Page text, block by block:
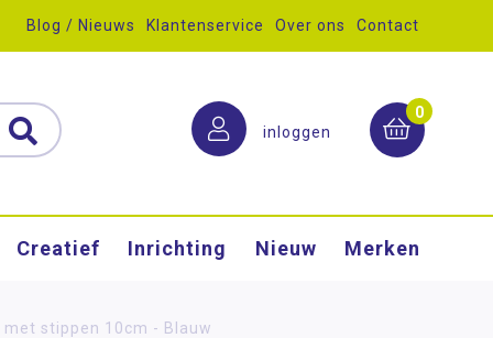
Blog / Nieuws Klantenservice Over ons Contact
inloggen
0
Creatief Inrichting Nieuw Merken
met stippen 10cm - Blauw